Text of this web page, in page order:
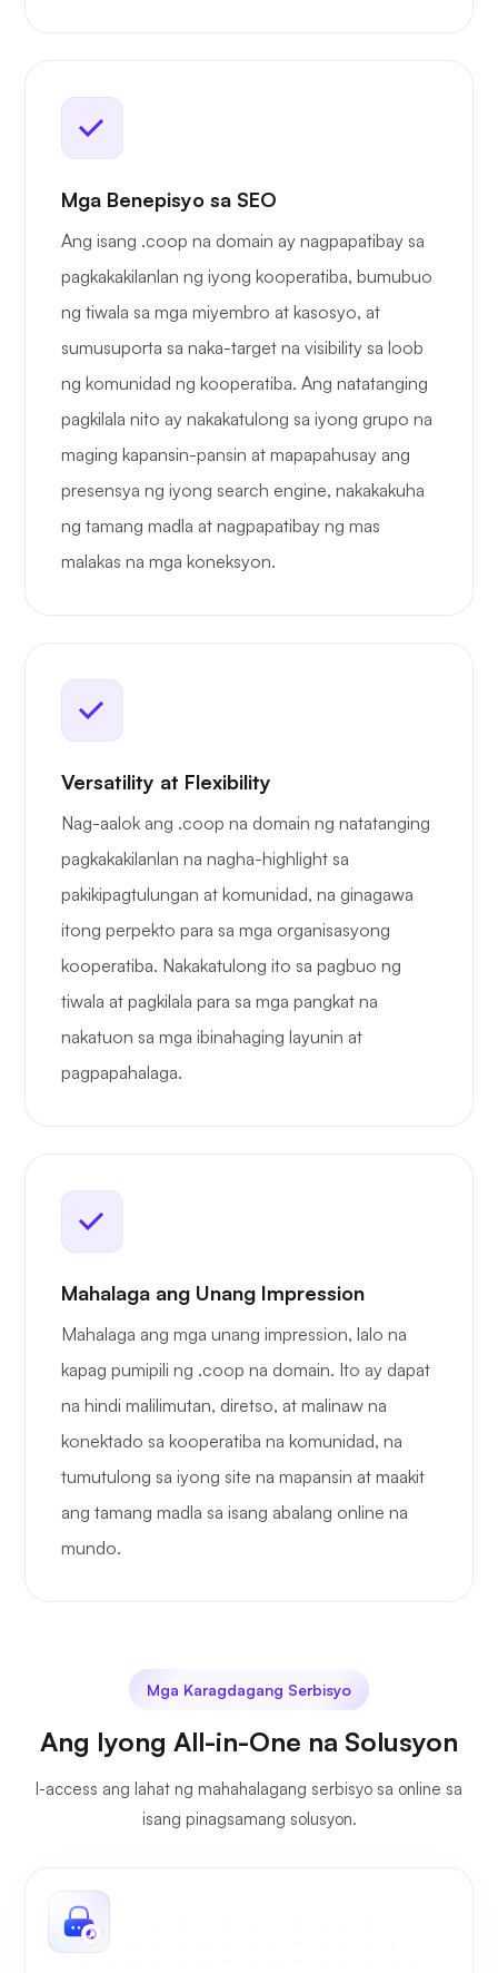
Mga Benepisyo sa SEO
Ang isang .coop na domain ay nagpapatibay sa
pagkakakilanlan ng iyong kooperatiba, bumubuo
ng tiwala sa mga miyembro at kasosyo, at
sumusuporta sa naka-target na visibility sa loob
ng komunidad ng kooperatiba. Ang natatanging
pagkilala nito ay nakakatulong sa iyong grupo na
maging kapansin-pansin at mapapahusay ang
presensya ng iyong search engine, nakakakuha
ng tamang madla at nagpapatibay ng mas
malakas na mga koneksyon.
Versatility at Flexibility
Nag-aalok ang .coop na domain ng natatanging
pagkakakilanlan na nagha-highlight sa
pakikipagtulungan at komunidad, na ginagawa
itong perpekto para sa mga organisasyong
kooperatiba. Nakakatulong ito sa pagbuo ng
tiwala at pagkilala para sa mga pangkat na
nakatuon sa mga ibinahaging layunin at
pagpapahalaga.
Mahalaga ang Unang Impression
Mahalaga ang mga unang impression, lalo na
kapag pumipili ng .coop na domain. Ito ay dapat
na hindi malilimutan, diretso, at malinaw na
konektado sa kooperatiba na komunidad, na
tumutulong sa iyong site na mapansin at maakit
ang tamang madla sa isang abalang online na
mundo.
Mga Karagdagang Serbisyo
Ang Iyong All-in-One na Solusyon
I-access ang lahat ng mahahalagang serbisyo sa online sa
isang pinagsamang solusyon.